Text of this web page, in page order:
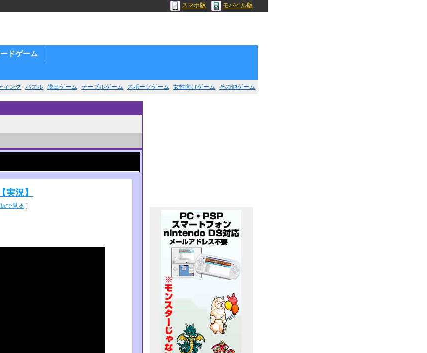
スマホ版 モバイル版
ドゲーム
ィング パズル 脱出ゲーム テーブルゲーム スポーツゲーム 女性向けゲーム その他ゲーム
実況】
で見る ]